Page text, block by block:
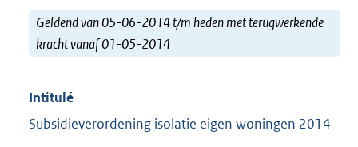
Geldend van 05-06-2014 t/m heden met terugwerkende
kracht vanaf 01-05-2014
Intitulé
Subsidieverordening isolatie eigen woningen 2014